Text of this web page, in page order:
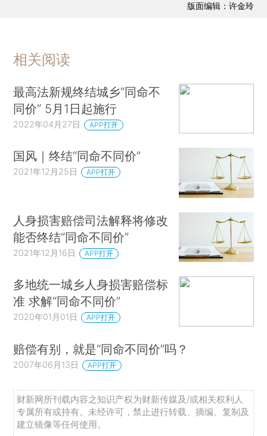
版面编辑：许金玲
相关阅读
最高法新规终结城乡“同命不
同价” 5月1日起施行
2022年04月27日 APP打开
国风｜终结“同命不同价”
2021年12月25日 APP打开
人身损害赔偿司法解释将修改
能否终结“同命不同价”
2021年12月16日 APP打开
多地统一城乡人身损害赔偿标
准 求解“同命不同价”
2020年01月01日 APP打开
赔偿有别，就是“同命不同价”吗？
2007年06月13日 APP打开
财新网所刊载内容之知识产权为财新传媒及/或相关权利人
专属所有或持有。未经许可，禁止进行转载、摘编、复制及
建立镜像等任何使用。